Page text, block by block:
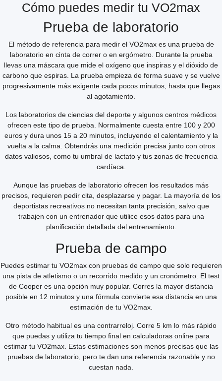
Cómo puedes medir tu VO2max
Prueba de laboratorio
El método de referencia para medir el VO2max es una prueba de
laboratorio en cinta de correr o en ergómetro. Durante la prueba
llevas una máscara que mide el oxígeno que inspiras y el dióxido de
carbono que espiras. La prueba empieza de forma suave y se vuelve
progresivamente más exigente cada pocos minutos, hasta que llegas
al agotamiento.
Los laboratorios de ciencias del deporte y algunos centros médicos
ofrecen este tipo de prueba. Normalmente cuesta entre 100 y 200
euros y dura unos 15 a 20 minutos, incluyendo el calentamiento y la
vuelta a la calma. Obtendrás una medición precisa junto con otros
datos valiosos, como tu umbral de lactato y tus zonas de frecuencia
cardíaca.
Aunque las pruebas de laboratorio ofrecen los resultados más
precisos, requieren pedir cita, desplazarse y pagar. La mayoría de los
deportistas recreativos no necesitan tanta precisión, salvo que
trabajen con un entrenador que utilice esos datos para una
planificación detallada del entrenamiento.
Prueba de campo
Puedes estimar tu VO2max con pruebas de campo que solo requieren
una pista de atletismo o un recorrido medido y un cronómetro. El test
de Cooper es una opción muy popular. Corres la mayor distancia
posible en 12 minutos y una fórmula convierte esa distancia en una
estimación de tu VO2max.
Otro método habitual es una contrarreloj. Corre 5 km lo más rápido
que puedas y utiliza tu tiempo final en calculadoras online para
estimar tu VO2max. Estas estimaciones son menos precisas que las
pruebas de laboratorio, pero te dan una referencia razonable y no
cuestan nada.